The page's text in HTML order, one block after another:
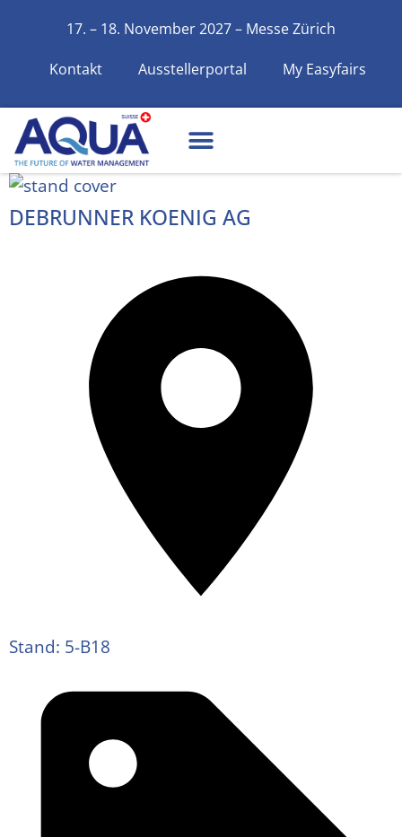
17. – 18. November 2027 – Messe Zürich
Kontakt Ausstellerportal My Easyfairs
DEBRUNNER KOENIG AG
Stand: 5-B18